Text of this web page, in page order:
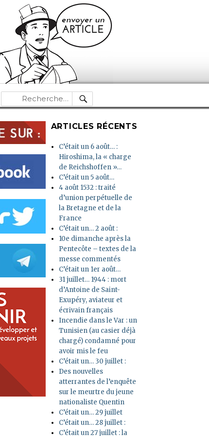
Recherche
pour :
RECHERCHE
ARTICLES RÉCENTS
C’était un 6 août… :
Hiroshima, la « charge
de Reichshoffen »…
C’était un 5 août…
4 août 1532 : traité
d’union perpétuelle de
la Bretagne et de la
France
C’était un… 2 août :
10e dimanche après la
Pentecôte – textes de la
messe commentés
C’était un 1er août…
31 juillet… 1944 : mort
d’Antoine de Saint-
Exupéry, aviateur et
écrivain français
Incendie dans le Var : un
Tunisien (au casier déjà
chargé) condamné pour
avoir mis le feu
C’était un… 30 juillet :
Des nouvelles
atterrantes de l’enquête
sur le meurtre du jeune
nationaliste Quentin
C’était un… 29 juillet
C’était un… 28 juillet :
C’était un 27 juillet : la